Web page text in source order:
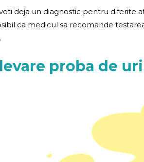
deja un diagnostic pentru diferite
ca medicul sa recomande
proba de